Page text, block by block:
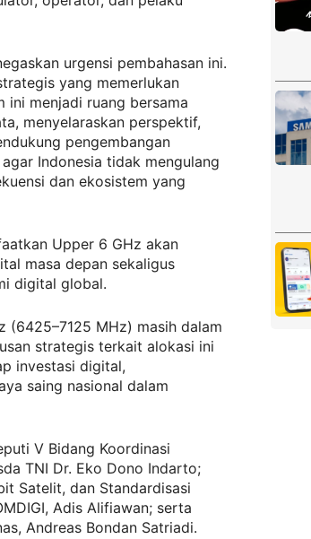
urgensi pembahasan ini.
yang memerlukan
ini menjadi ruang bersama
menyelaraskan perspektif,
pengembangan
Indonesia tidak mengulang
dan ekosistem yang
Upper 6 GHz akan
masa depan sekaligus
digital global.
(6425–7125 MHz) masih dalam
strategis terkait alokasi ini
investasi digital,
saing nasional dalam
V Bidang Koordinasi
TNI Dr. Eko Dono Indarto;
Satelit, dan Standardisasi
Adis Alifiawan; serta
Andreas Bondan Satriadi.